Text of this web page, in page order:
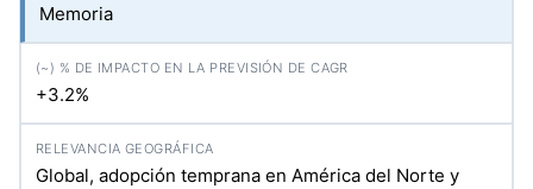
Memoria
+3.2%
Global, adopción temprana en América del Norte y